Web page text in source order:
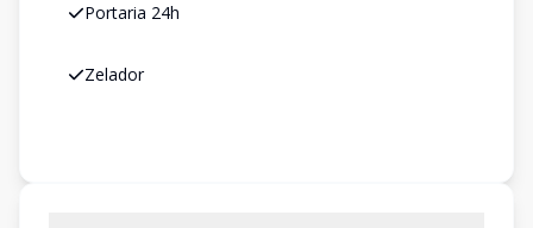
Portaria 24h
Zelador